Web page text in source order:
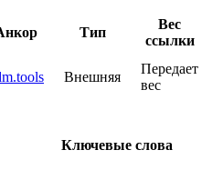
Тип
Вес
ссылки
Внешняя
Передает
вес
Ключевые слова